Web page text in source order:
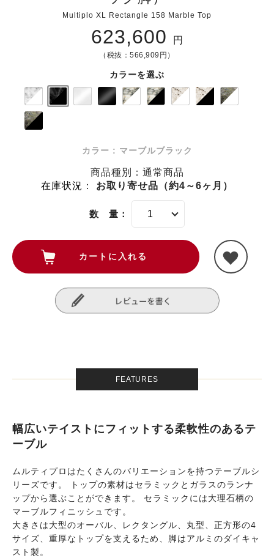
Multiplo XL Rectangle 158 Marble Top
623,600 円
（税抜：566,909円）
カラーを選ぶ
カラー : マーブルブラック
商品種別：通常商品
在庫状況 ： お取り寄せ品（約4～6ヶ月）
数 量：
FEATURES
幅広いテイストにフィットする柔軟性のあるテ
ーブル
ムルティプロはたくさんのバリエーションを持つテーブルシ
リーズです。 トップの素材はセラミックとガラスのランナ
ップから選ぶことができます。 セラミックには大理石柄の
マーブルフィニッシュです。
大きさは大型のオーバル、レクタングル、丸型、正方形の4
サイズ、重厚なトップを支えるため、脚はアルミのダイキャ
スト製。